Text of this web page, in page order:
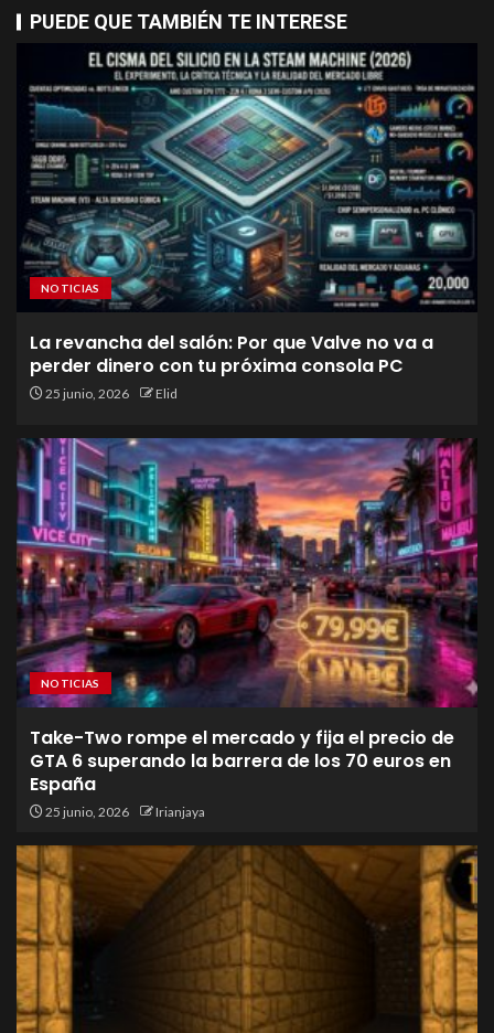
PUEDE QUE TAMBIÉN TE INTERESE
NOTICIAS
La revancha del salón: Por que Valve no va a
perder dinero con tu próxima consola PC
25 junio, 2026 Elid
NOTICIAS
Take-Two rompe el mercado y fija el precio de
GTA 6 superando la barrera de los 70 euros en
España
25 junio, 2026 Irianjaya